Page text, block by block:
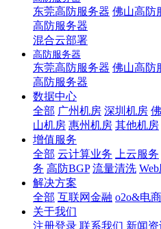
东莞高防服务器 佛山高防
高防服务器
混合云部署
高防服务器
东莞高防服务器 佛山高防
高防服务器
数据中心
全部 广州机房 深圳机房
山机房 惠州机房 其他机房
增值服务
全部 云计算业务 上云服务
务 高防BGP 流量清洗
解决方案
全部 互联网金融 o2o&电商
关于我们
注册登录 联系我们 新闻